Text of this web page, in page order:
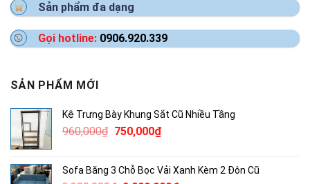
Sản phẩm đa dạng
Gọi hotline: 0906.920.339
SẢN PHẨM MỚI
Kệ Trưng Bày Khung Sắt Cũ Nhiều Tầng
960,000₫ Giá
960,000₫.
750,000₫Giá
là:
Sofa Băng 3 Chỗ Bọc Vải Xanh Kèm 2 Đôn Cũ